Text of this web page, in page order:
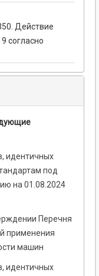
Действие
согласно
идентичных
под
на 01.08.2024
Перечня
применения
машин
идентичных